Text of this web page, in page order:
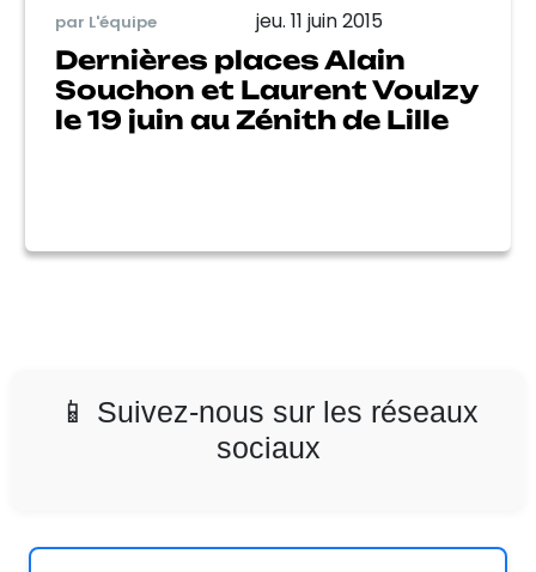
par L'équipe jeu. 11 juin 2015
Dernières places Alain
Souchon et Laurent Voulzy
le 19 juin au Zénith de Lille
📱 Suivez-nous sur les réseaux
sociaux